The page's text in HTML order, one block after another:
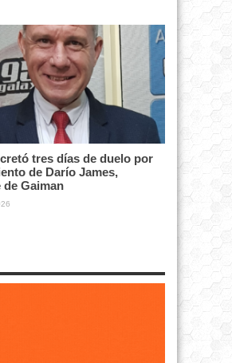
tres días de duelo por
de Darío James,
de Gaiman